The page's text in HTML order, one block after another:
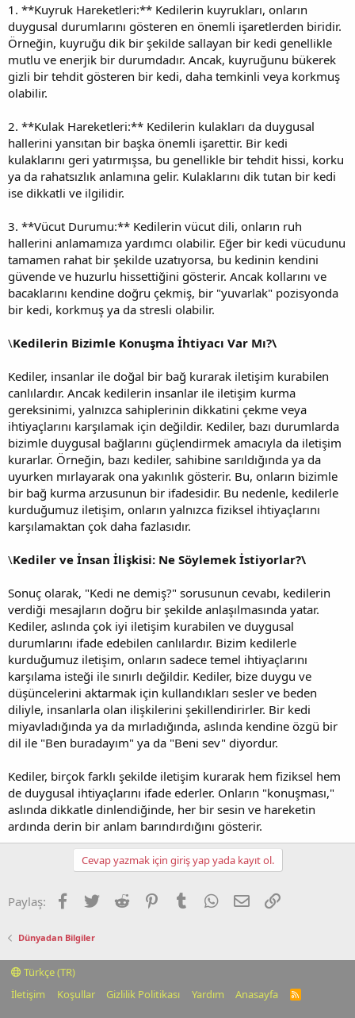
1. **Kuyruk Hareketleri:** Kedilerin kuyrukları, onların
duygusal durumlarını gösteren en önemli işaretlerden biridir.
Örneğin, kuyruğu dik bir şekilde sallayan bir kedi genellikle
mutlu ve enerjik bir durumdadır. Ancak, kuyruğunu bükerek
gizli bir tehdit gösteren bir kedi, daha temkinli veya korkmuş
olabilir.
2. **Kulak Hareketleri:** Kedilerin kulakları da duygusal
hallerini yansıtan bir başka önemli işarettir. Bir kedi
kulaklarını geri yatırmışsa, bu genellikle bir tehdit hissi, korku
ya da rahatsızlık anlamına gelir. Kulaklarını dik tutan bir kedi
ise dikkatli ve ilgilidir.
3. **Vücut Durumu:** Kedilerin vücut dili, onların ruh
hallerini anlamamıza yardımcı olabilir. Eğer bir kedi vücudunu
tamamen rahat bir şekilde uzatıyorsa, bu kedinin kendini
güvende ve huzurlu hissettiğini gösterir. Ancak kollarını ve
bacaklarını kendine doğru çekmiş, bir "yuvarlak" pozisyonda
bir kedi, korkmuş ya da stresli olabilir.
\Kedilerin Bizimle Konuşma İhtiyacı Var Mı?\
Kediler, insanlar ile doğal bir bağ kurarak iletişim kurabilen
canlılardır. Ancak kedilerin insanlar ile iletişim kurma
gereksinimi, yalnızca sahiplerinin dikkatini çekme veya
ihtiyaçlarını karşılamak için değildir. Kediler, bazı durumlarda
bizimle duygusal bağlarını güçlendirmek amacıyla da iletişim
kurarlar. Örneğin, bazı kediler, sahibine sarıldığında ya da
uyurken mırlayarak ona yakınlık gösterir. Bu, onların bizimle
bir bağ kurma arzusunun bir ifadesidir. Bu nedenle, kedilerle
kurduğumuz iletişim, onların yalnızca fiziksel ihtiyaçlarını
karşılamaktan çok daha fazlasıdır.
\Kediler ve İnsan İlişkisi: Ne Söylemek İstiyorlar?\
Sonuç olarak, "Kedi ne demiş?" sorusunun cevabı, kedilerin
verdiği mesajların doğru bir şekilde anlaşılmasında yatar.
Kediler, aslında çok iyi iletişim kurabilen ve duygusal
durumlarını ifade edebilen canlılardır. Bizim kedilerle
kurduğumuz iletişim, onların sadece temel ihtiyaçlarını
karşılama isteği ile sınırlı değildir. Kediler, bize duygu ve
düşüncelerini aktarmak için kullandıkları sesler ve beden
diliyle, insanlarla olan ilişkilerini şekillendirirler. Bir kedi
miyavladığında ya da mırladığında, aslında kendine özgü bir
dil ile "Ben buradayım" ya da "Beni sev" diyordur.
Kediler, birçok farklı şekilde iletişim kurarak hem fiziksel hem
de duygusal ihtiyaçlarını ifade ederler. Onların "konuşması,"
aslında dikkatle dinlendiğinde, her bir sesin ve hareketin
ardında derin bir anlam barındırdığını gösterir.
Cevap yazmak için giriş yap yada kayıt ol.
Paylaş: Facebook
TwitterReddit PinterestTumblrWhatsApp
E-postaLink
Dünyadan Bilgiler
Türkçe (TR)
İletişim
Koşullar Gizlilik Politikası Yardım Anasayfa
R